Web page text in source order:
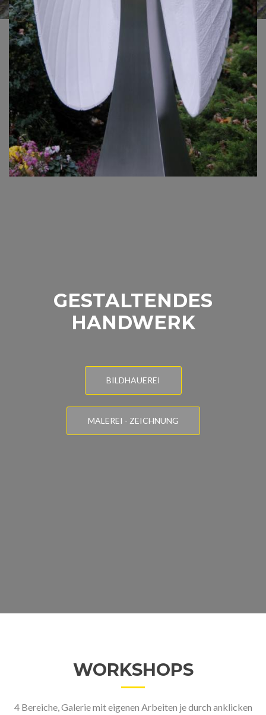
GESTALTENDES
HANDWERK
BILDHAUEREI
MALEREI - ZEICHNUNG
WORKSHOPS
4 Bereiche, Galerie mit eigenen Arbeiten je durch anklicken